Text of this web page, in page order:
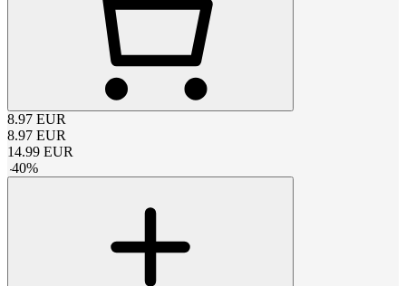
8.97 EUR
8.97 EUR
14.99 EUR
-40%